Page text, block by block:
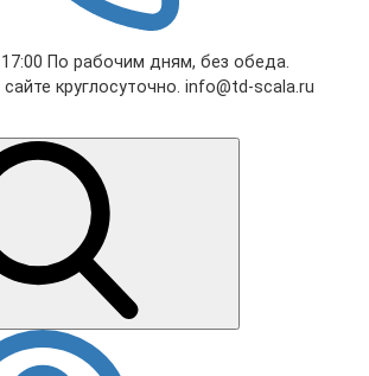
По рабочим дням, без обеда.
круглосуточно. info@td-scala.ru